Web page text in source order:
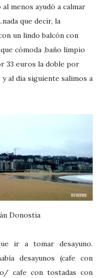
menos ayudó a calmar
que decir, la
un lindo balcón con
cómoda ,baño limpio
33 euros la doble por
al día siguiente salimos a
Donostia
ir a tomar desayuno.
desayunos (cafe con
cafe con tostadas con